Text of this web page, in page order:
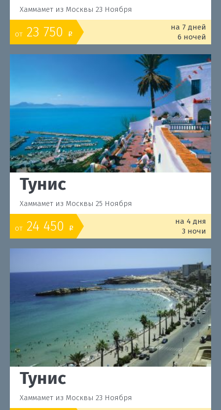
Хаммамет из Москвы 23 Ноября
от 23 750 o
на 7 дней
6 ночей
Тунис
Хаммамет из Москвы 25 Ноября
от 24 450 o
на 4 дня
3 ночи
Тунис
Хаммамет из Москвы 23 Ноября